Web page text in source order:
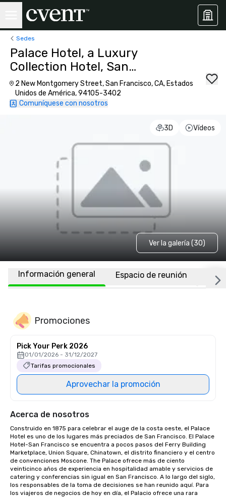
Sedes
Palace Hotel, a Luxury
Collection Hotel, San
Francisco
2 New Montgomery Street, San Francisco, CA, Estados
Unidos de América, 94105-3402
Comuníquese con nosotros
3D Vídeos
Ver la galería (30)
Información general Espacio de reunión
Promociones
Pick Your Perk 2026
01/01/2026 - 31/12/2027
Tarifas promocionales
Aprovechar la promoción
Acerca de nosotros
Construido en 1875 para celebrar el auge de la costa oeste, el Palace
Hotel es uno de los lugares más preciados de San Francisco. El Palace
Hotel-San Francisco se encuentra a pocos pasos del Ferry Building
Marketplace, Union Square, Chinatown, el distrito financiero y el centro
de convenciones Moscone. The Palace ofrece más de ciento
veinticinco años de experiencia en hospitalidad amable y servicios de
catering y conferencias sin igual en San Francisco. A lo largo del siglo,
los responsables de la toma de decisiones se han reunido aquí. Para
los viajeros de negocios de hoy en día, el Palacio ofrece una rara